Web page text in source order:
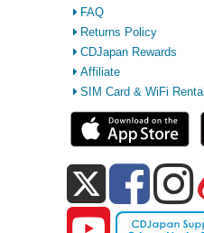
FAQ
Returns Policy
CDJapan Rewards
Affiliate
SIM Card & WiFi Rental